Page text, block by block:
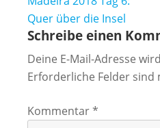
Quer über die Insel
Schreibe einen
Deine E-Mail-Adresse
Erforderliche Felder sind
Kommentar*